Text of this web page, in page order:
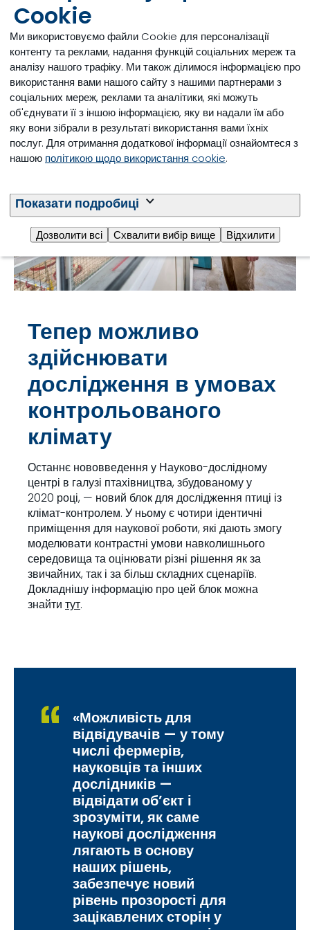
Cookie
Ми використовуємо файли Cookie для персоналізації
контенту та реклами, надання функцій соціальних мереж та
аналізу нашого трафіку. Ми також ділимося інформацією про
використання вами нашого сайту з нашими партнерами з
соціальних мереж, реклами та аналітики, які можуть
об'єднувати її з іншою інформацією, яку ви надали їм або
яку вони зібрали в результаті використання вами їхніх
послуг. Для отримання додаткової інформації ознайомтеся з
нашою політикою щодо використання cookie.
Показати подробиці
Дозволити всі Схвалити вибір вище Відхилити
моделі розведення бройлерів, яка розраховує
витрати на корм, прибуток і маржу шляхом
прогнозування зростання, ККК та виходу туші.
Також на базі цих потужностей інтенсивно
досліджувався наш портфель кормових добавок.
Тепер можливо
здійснювати
дослідження в умовах
контрольованого
клімату
Останнє нововведення у Науково-дослідному
центрі в галузі птахівництва, збудованому у
2020 році, — новий блок для дослідження птиці із
клімат-контролем. У ньому є чотири ідентичні
приміщення для наукової роботи, які дають змогу
моделювати контрастні умови навколишнього
середовища та оцінювати різні рішення як за
звичайних, так і за більш складних сценаріїв.
Докладнішу інформацію про цей блок можна
знайти тут.
«Можливість для
відвідувачів — у тому
числі фермерів,
науковців та інших
дослідників —
відвідати об’єкт і
зрозуміти, як саме
наукові дослідження
лягають в основу
наших рішень,
забезпечує новий
рівень прозорості для
зацікавлених сторін у